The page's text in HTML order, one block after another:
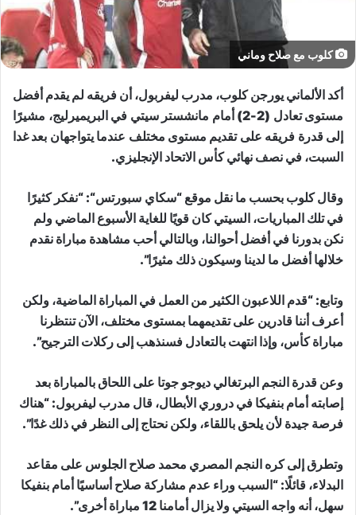
كلوب مع صلاح وماني
أكد الألماني يورجن كلوب، مدرب ليفربول، أن فريقه لم يقدم أفضل
مستوى تعادل (2-2) أمام مانشستر سيتي في البريميرليج، مشيرًا
إلى قدرة فريقه على تقديم مستوى مختلف عندما يتواجهان بعد غدا
السبت، في نصف نهائي كأس الاتحاد الإنجليزي.
وقال كلوب بحسب ما نقل موقع “سكاي سبورتس“: “نفكر كثيرًا
في تلك المباريات، السيتي كان قويًا للغاية الأسبوع الماضي ولم
نكن بدورنا في أفضل أحوالنا، وبالتالي أحب مشاهدة مباراة نقدم
خلالها أفضل ما لدينا وسيكون ذلك مثيرًا”.
وتابع: “قدم اللاعبون الكثير من العمل في المباراة الماضية، ولكن
أعرف أننا قادرين على تقديمهما بمستوى مختلف، الآن تنتظرنا
مباراة كأس، وإذا انتهت بالتعادل فسنذهب إلى ركلات الترجيح”.
وعن قدرة النجم البرتغالي ديوجو جوتا على اللحاق بالمباراة بعد
إصابته أمام بنفيكا في دروري الأبطال، قال مدرب ليفربول: “هناك
فرصة جيدة لأن يلحق باللقاء، ولكن نحتاج إلى النظر في ذلك غدًا”.
وتطرق إلى كره النجم المصري محمد صلاح الجلوس على مقاعد
البدلاء، قائلًا: “السبب وراء عدم مشاركة صلاح أساسيًا أمام بنفيكا
سهل، أنه واجه السيتي ولا يزال أمامنا 12 مباراة أخرى”.